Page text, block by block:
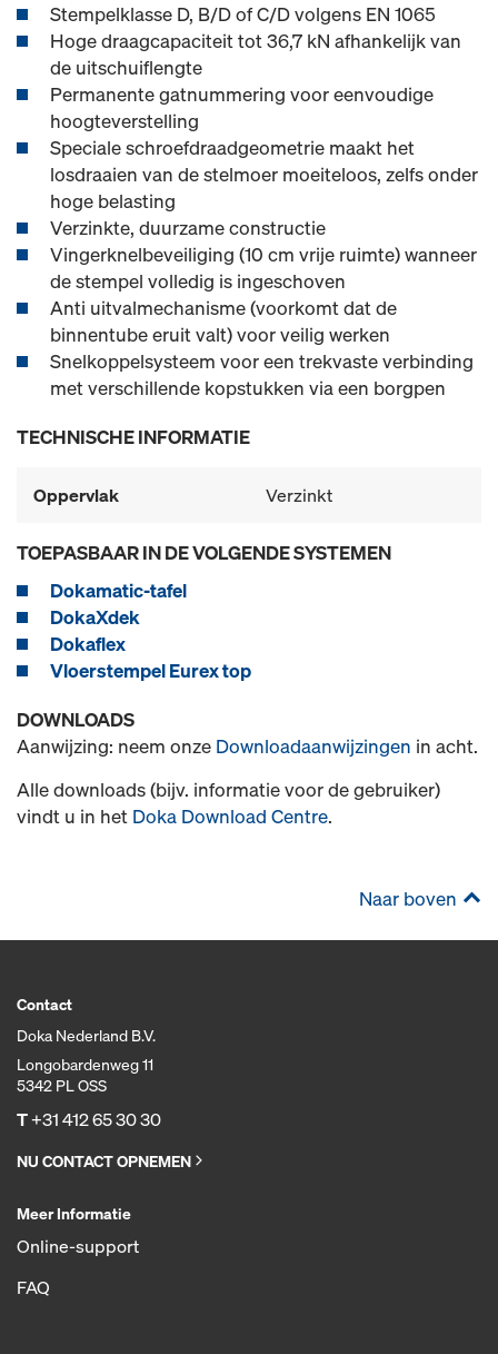
Stempelklasse D, B/D of C/D volgens EN 1065
Hoge draagcapaciteit tot 36,7 kN afhankelijk van
de uitschuiflengte
Permanente gatnummering voor eenvoudige
hoogteverstelling
Speciale schroefdraadgeometrie maakt het
losdraaien van de stelmoer moeiteloos, zelfs onder
hoge belasting
Verzinkte, duurzame constructie
Vingerknelbeveiliging (10 cm vrije ruimte) wanneer
de stempel volledig is ingeschoven
Anti uitvalmechanisme (voorkomt dat de
binnentube eruit valt) voor veilig werken
Snelkoppelsysteem voor een trekvaste verbinding
met verschillende kopstukken via een borgpen
TECHNISCHE INFORMATIE
Oppervlak Verzinkt
TOEPASBAAR IN DE VOLGENDE SYSTEMEN
Dokamatic-tafel
DokaXdek
Dokaflex
Vloerstempel Eurex top
DOWNLOADS
Aanwijzing: neem onze Downloadaanwijzingen in acht.
Alle downloads (bijv. informatie voor de gebruiker)
vindt u in het Doka Download Centre.
Naar boven
Contact
Doka Nederland B.V.
Longobardenweg 11
5342 PL OSS
T+31 412 65 30 30
NU CONTACT OPNEMEN
Meer Informatie
Online-support
FAQ